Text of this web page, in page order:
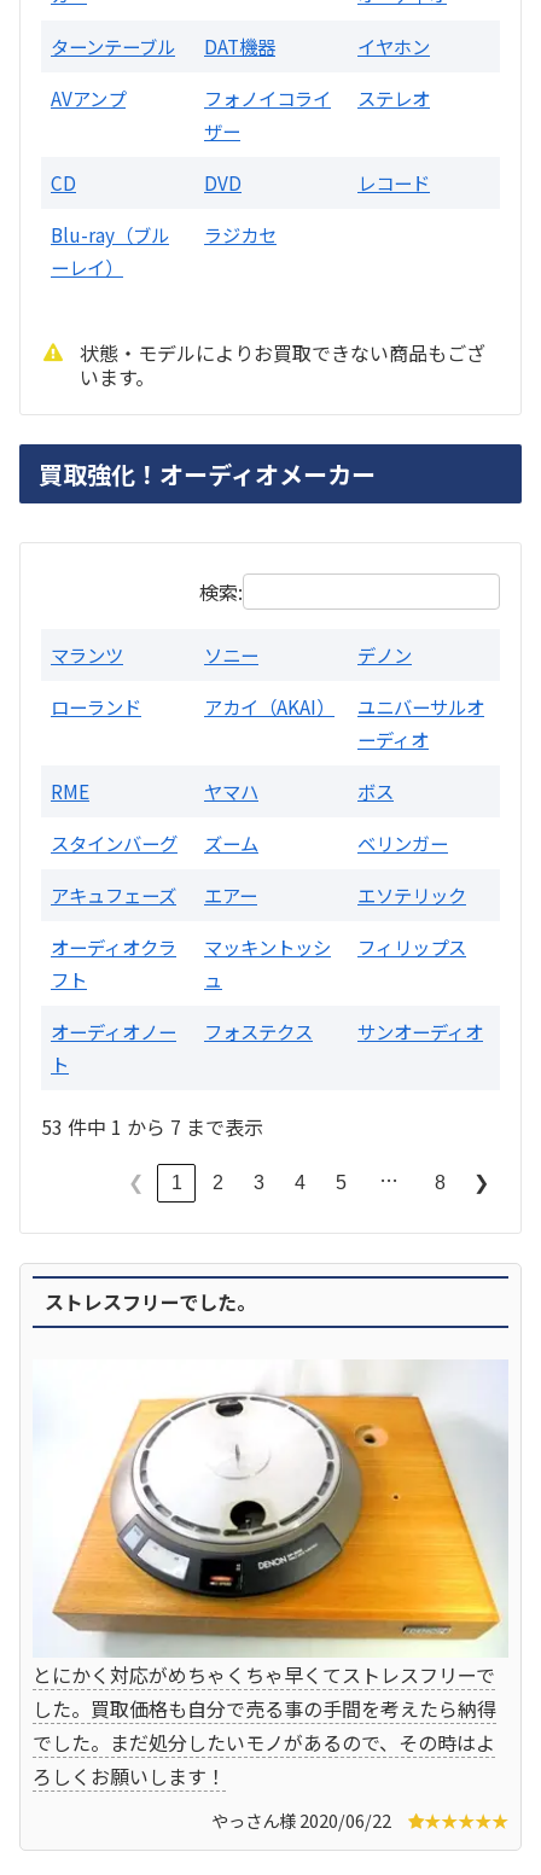
DA7000ES アンプ
買取価格：
お問合せください
DENON
PMA-1500AE プリメインアンプ
買取価格： お問合せください
ターンテーブル
DAT機器
イヤホン
AVアンプ
フォノイコライ
ザー
ステレオ
CD DVD
レコード
Blu-ray（ブル
ーレイ）
ラジカセ
状態・モデルによりお買取できない商品もござ
います。
買取強化！オーディオメーカー
検索:
マランツ ソニー
デノン
ローランド
アカイ（AKAI）
ユニバーサルオ
ーディオ
RME
ヤマハ
ボス
スタインバーグ
ズーム
ベリンガー
アキュフェーズ
エアー
エソテリック
オーディオクラ
フト
マッキントッシ
ュ
フィリップス
オーディオノー
ト
フォステクス サンオーディオ
53 件中 1 から 7 まで表示
❮ 1 2 3 4 5 … 8 ❯
ストレスフリーでした。
とにかく対応がめちゃくちゃ早くてストレスフリーで
した。買取価格も自分で売る事の手間を考えたら納得
でした。まだ処分したいモノがあるので、その時はよ
ろしくお願いします！
やっさん様 2020/06/22 ★★★★★